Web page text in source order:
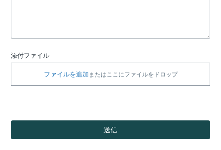
添付ファイル
ファイルを追加 またはここにファイルをドロップ